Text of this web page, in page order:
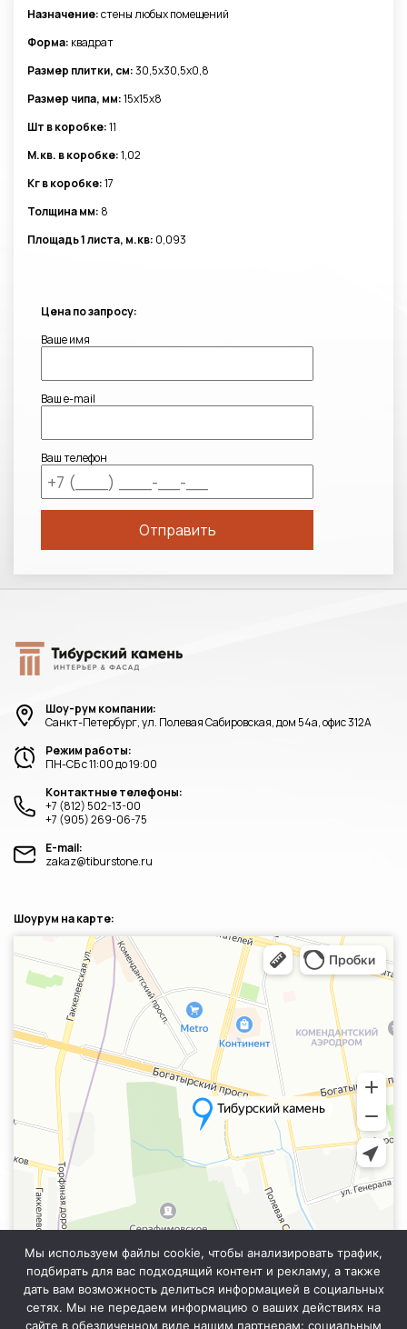
Назначение:стены любых помещений
Форма: квадрат
Размер плитки, см:30,5x30,5х0,8
Размер чипа, мм:15x15x8
Шт в коробке:11
М.кв. в коробке:1,02
Кг в коробке:17
Толщина мм: 8
Площадь 1 листа, м.кв: 0,093
Цена по запросу:
Ваше имя
Ваш e-mail
Ваш телефон
Мы используем файлы cookie, чтобы анализировать трафик,
подбирать для вас подходящий контент и рекламу, а также
дать вам возможность делиться информацией в социальных
сетях. Мы не передаем информацию о ваших действиях на
сайте в обезличенном виде нашим партнерам: социальным
Шоу-рум компании:
Санкт-Петербург, ул. Полевая Сабировская, дом 54а, офис 312А
Режим работы:
ПН-СБ с 11:00 до 19:00
Контактные телефоны:
+7 (812) 502-13-00
+7 (905) 269-06-75
E-mail:
zakaz@tiburstone.ru
Шоурум на карте:
Санкт‑Петербург
Яндекс.Карты — транспорт, навигация, поиск мест